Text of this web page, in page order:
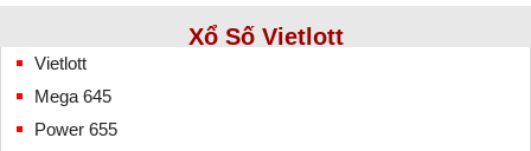
Xổ Số Vietlott
Vietlott
Mega 645
Power 655